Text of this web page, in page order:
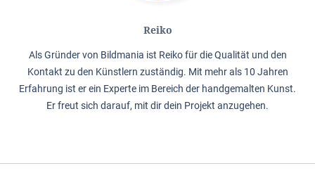
Reiko
Als Gründer von Bildmania ist Reiko für die Qualität und den
Kontakt zu den Künstlern zuständig. Mit mehr als 10 Jahren
Erfahrung ist er ein Experte im Bereich der handgemalten Kunst.
Er freut sich darauf, mit dir dein Projekt anzugehen.